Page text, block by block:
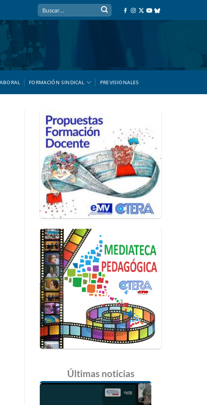
FORMACIÓN SINDICAL PREVISIONALES
Últimas noticias